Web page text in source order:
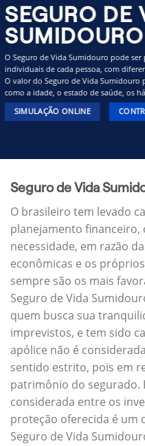
SEGURO DE
SUMIDOURO
O Seguro de Vida Sumidouro pode
individuais de cada pessoa, com
O valor do Seguro de Vida
como a idade, o estado de saúde, os
SIMULAÇÃO ONLINE
Seguro de Vida
O brasileiro tem levado
planejamento financeiro,
necessidade, em razão
econômicas e os
sempre são os mais
Seguro de Vida
quem busca sua
imprevistos, e tem sido
apólice não é
sentido estrito, pois em
patrimônio do segurado.
considerada entre os
proteção oferecida é um
Seguro de Vida